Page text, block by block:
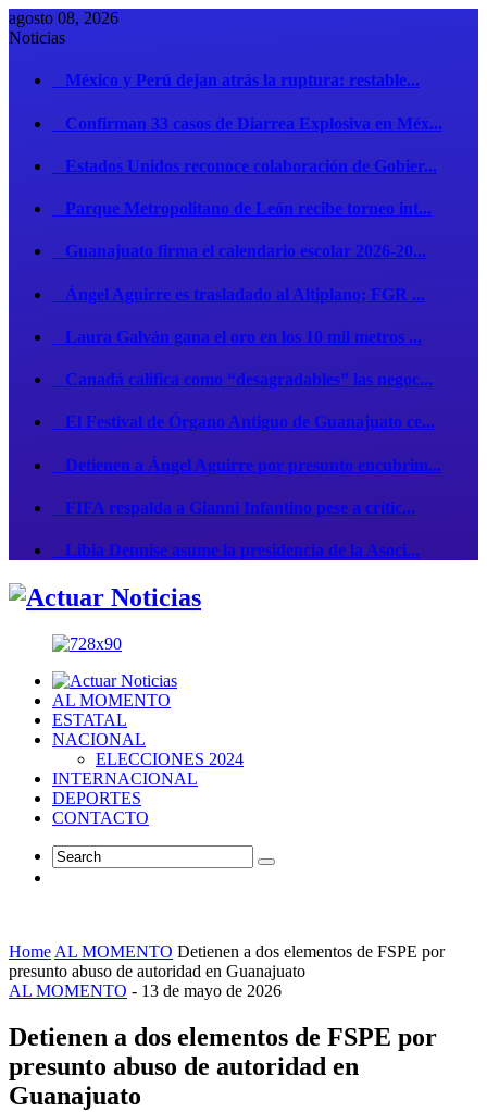
agosto 08, 2026
Noticias
México y Perú dejan atrás la ruptura: restable...
Confirman 33 casos de Diarrea Explosiva en Méx...
Estados Unidos reconoce colaboración de Gobier...
Parque Metropolitano de León recibe torneo int...
Guanajuato firma el calendario escolar 2026-20...
Ángel Aguirre es trasladado al Altiplano; FGR ...
Laura Galván gana el oro en los 10 mil metros ...
Canadá califica como “desagradables” las negoc...
El Festival de Órgano Antiguo de Guanajuato ce...
Detienen a Ángel Aguirre por presunto encubrim...
FIFA respalda a Gianni Infantino pese a crític...
Libia Dennise asume la presidencia de la Asoci...
AL MOMENTO
ESTATAL
NACIONAL
ELECCIONES 2024
INTERNACIONAL
DEPORTES
CONTACTO
Home AL MOMENTO Detienen a dos elementos de FSPE por
presunto abuso de autoridad en Guanajuato
AL MOMENTO - 13 de mayo de 2026
Detienen a dos elementos de FSPE por
presunto abuso de autoridad en
Guanajuato